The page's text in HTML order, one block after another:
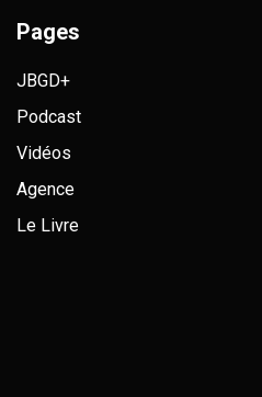
Pages
JBGD+
Podcast
Vidéos
Agence
Le Livre